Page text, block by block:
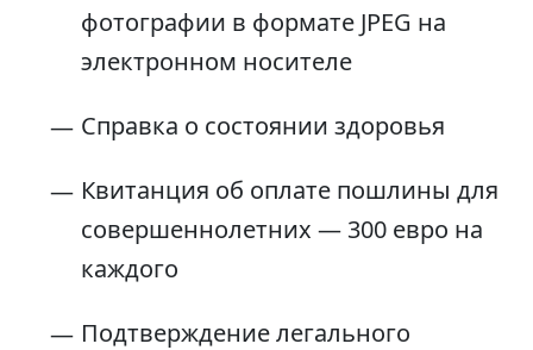
фотографии в формате JPEG на
электронном носителе
Справка о состоянии здоровья
Квитанция об оплате пошлины для
совершеннолетних — 300 евро на
каждого
Подтверждение легального